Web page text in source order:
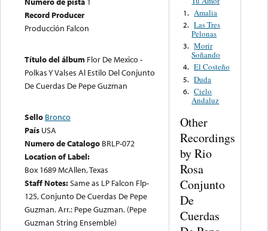
Record Producer
Producción Falcon
Título del álbum Flor De Mexico -
Polkas Y Valses Al Estilo Del Conjunto
De Cuerdas De Pepe Guzman
Sello Bronco
País USA
Numero de Catalogo BRLP-072
Location of Label:
Box 1689 McAllen, Texas
Staff Notes:Same as LP Falcon Flp-
125, Conjunto De Cuerdas De Pepe
Guzman. Arr.: Pepe Guzman. (Pepe
Guzman String Ensemble)
1. Amalia
2. Las Tres
Pelonas
3. Morir
Soñando
4. El Costeño
5. Duda
6. Cielo
Andaluz
Other
Recordings
by Rio
Rosa
Conjunto
De
Cuerdas